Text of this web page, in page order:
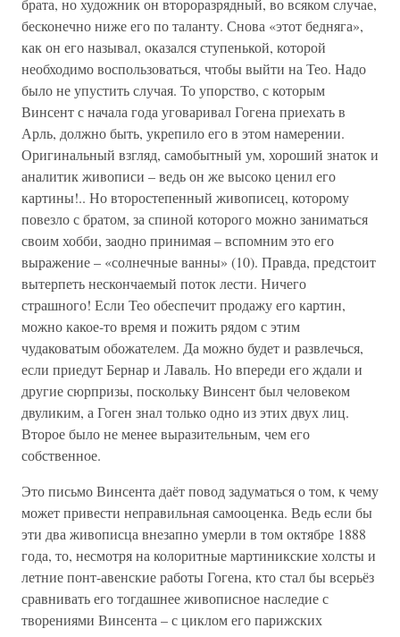
брата, но художник он второразрядный, во всяком случае,
бесконечно ниже его по таланту. Снова «этот бедняга»,
как он его называл, оказался ступенькой, которой
необходимо воспользоваться, чтобы выйти на Тео. Надо
было не упустить случая. То упорство, с которым
Винсент с начала года уговаривал Гогена приехать в
Арль, должно быть, укрепило его в этом намерении.
Оригинальный взгляд, самобытный ум, хороший знаток и
аналитик живописи – ведь он же высоко ценил его
картины!.. Но второстепенный живописец, которому
повезло с братом, за спиной которого можно заниматься
своим хобби, заодно принимая – вспомним это его
выражение – «солнечные ванны» (10). Правда, предстоит
вытерпеть нескончаемый поток лести. Ничего
страшного! Если Тео обеспечит продажу его картин,
можно какое-то время и пожить рядом с этим
чудаковатым обожателем. Да можно будет и развлечься,
если приедут Бернар и Лаваль. Но впереди его ждали и
другие сюрпризы, поскольку Винсент был человеком
двуликим, а Гоген знал только одно из этих двух лиц.
Второе было не менее выразительным, чем его
собственное.
Это письмо Винсента даёт повод задуматься о том, к чему
может привести неправильная самооценка. Ведь если бы
эти два живописца внезапно умерли в том октябре 1888
года, то, несмотря на колоритные мартиникские холсты и
летние понт-авенские работы Гогена, кто стал бы всерьёз
сравнивать его тогдашнее живописное наследие с
творениями Винсента – с циклом его парижских